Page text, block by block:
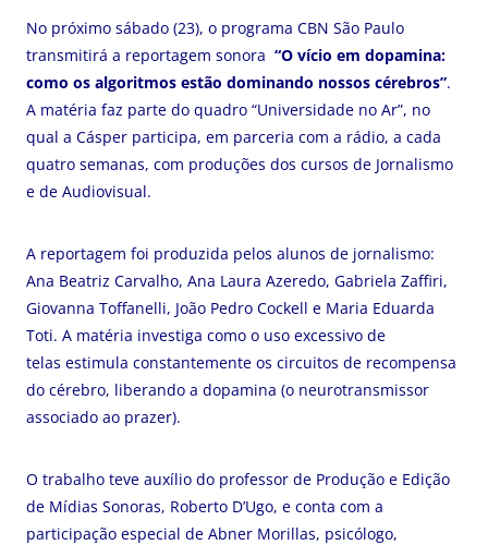
No próximo sábado (23), o programa CBN São Paulo
transmitirá a reportagem sonora “O vício em dopamina:
como os algoritmos estão dominando nossos cérebros”.
A matéria faz parte do quadro “Universidade no Ar”, no
qual a Cásper participa, em parceria com a rádio, a cada
quatro semanas, com produções dos cursos de Jornalismo
e de Audiovisual.
A reportagem foi produzida pelos alunos de jornalismo:
Ana Beatriz Carvalho, Ana Laura Azeredo, Gabriela Zaffiri,
Giovanna Toffanelli, João Pedro Cockell e Maria Eduarda
Toti. A matéria investiga como o uso excessivo de
telas estimula constantemente os circuitos de recompensa
do cérebro, liberando a dopamina (o neurotransmissor
associado ao prazer).
O trabalho teve auxílio do professor de Produção e Edição
de Mídias Sonoras, Roberto D’Ugo, e conta com a
participação especial de Abner Morillas, psicólogo,